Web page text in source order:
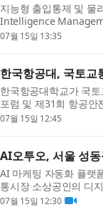
지능형 출입통제 및 물
Intelligence
07월 15일 13:35
한국항공대, 국토교
한국항공대학교가 국
포럼 및 제31회 항공안
07월 15일 12:45
AI오투오, 서울 성동
AI 마케팅 자동화 플랫
통시장 소상공인의 디
07월 15일 12:30